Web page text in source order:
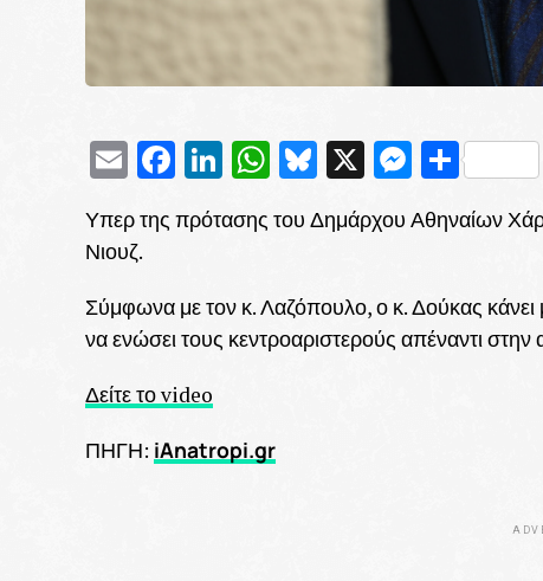
EmailFacebook
LinkedIn
WhatsApp
Bluesky
X
Υπερ της πρότασης του Δημάρχου Αθηναίων
Νιουζ.
Σύμφωνα με τον κ. Λαζόπουλο, ο κ. Δούκας
να ενώσει τους κεντροαριστερούς απέναντι
Δείτε το video
ΠΗΓΗ: iAnatropi.gr